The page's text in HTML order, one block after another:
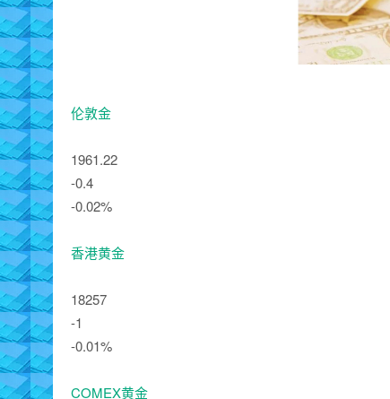
伦敦金
1961.22
-0.4
-0.02%
香港黄金
18257
-1
-0.01%
COMEX黄金